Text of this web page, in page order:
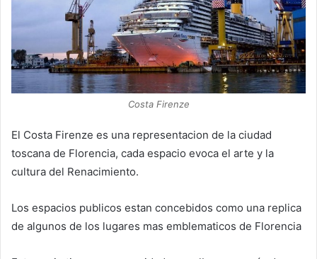
Costa Firenze
El Costa Firenze es una representacion de la ciudad
toscana de Florencia, cada espacio evoca el arte y la
cultura del Renacimiento.
Los espacios publicos estan concebidos como una replica
de algunos de los lugares mas emblematicos de Florencia